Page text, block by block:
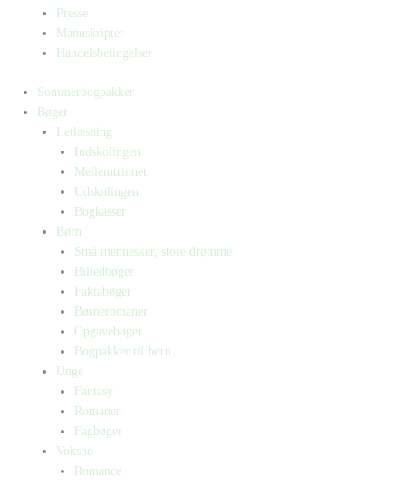
Presse
Manuskripter
Handelsbetingelser
Sommerbogpakker
Bøger
Letlæsning
Indskolingen
Mellemtrinnet
Udskolingen
Bogkasser
Børn
Små mennesker, store drømme
Billedbøger
Faktabøger
Børneromaner
Opgavebøger
Bogpakker til børn
Unge
Fantasy
Romaner
Fagbøger
Voksne
Romance